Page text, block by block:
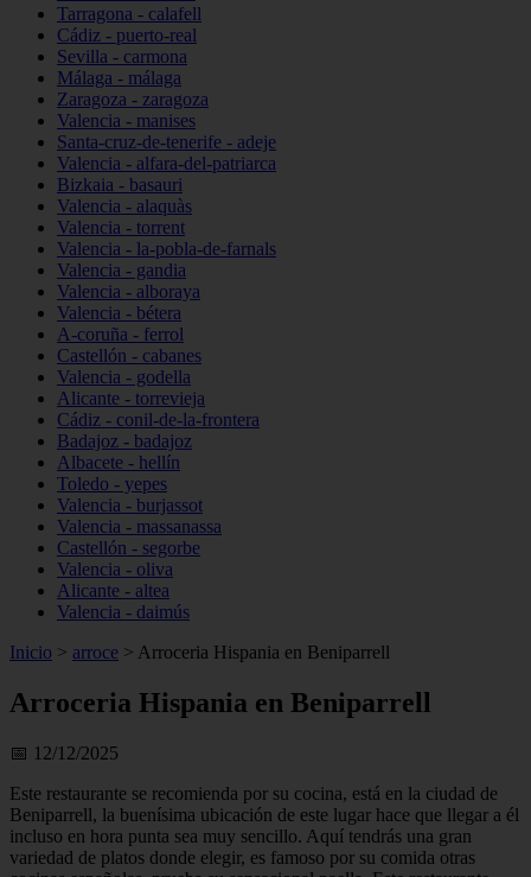
Tarragona - calafell
Cádiz - puerto-real
Sevilla - carmona
Málaga - málaga
Zaragoza - zaragoza
Valencia - manises
Santa-cruz-de-tenerife - adeje
Valencia - alfara-del-patriarca
Bizkaia - basauri
Valencia - alaquàs
Valencia - torrent
Valencia - la-pobla-de-farnals
Valencia - gandia
Valencia - alboraya
Valencia - bétera
A-coruña - ferrol
Castellón - cabanes
Valencia - godella
Alicante - torrevieja
Cádiz - conil-de-la-frontera
Badajoz - badajoz
Albacete - hellín
Toledo - yepes
Valencia - burjassot
Valencia - massanassa
Castellón - segorbe
Valencia - oliva
Alicante - altea
Valencia - daimús
Inicio > arroce > Arroceria Hispania en Beniparrell
Arroceria Hispania en Beniparrell
📅 12/12/2025
Este restaurante se recomienda por su cocina, está en la ciudad de
Beniparrell, la buenísima ubicación de este lugar hace que llegar a él
incluso en hora punta sea muy sencillo. Aquí tendrás una gran
variedad de platos donde elegir, es famoso por su comida otras